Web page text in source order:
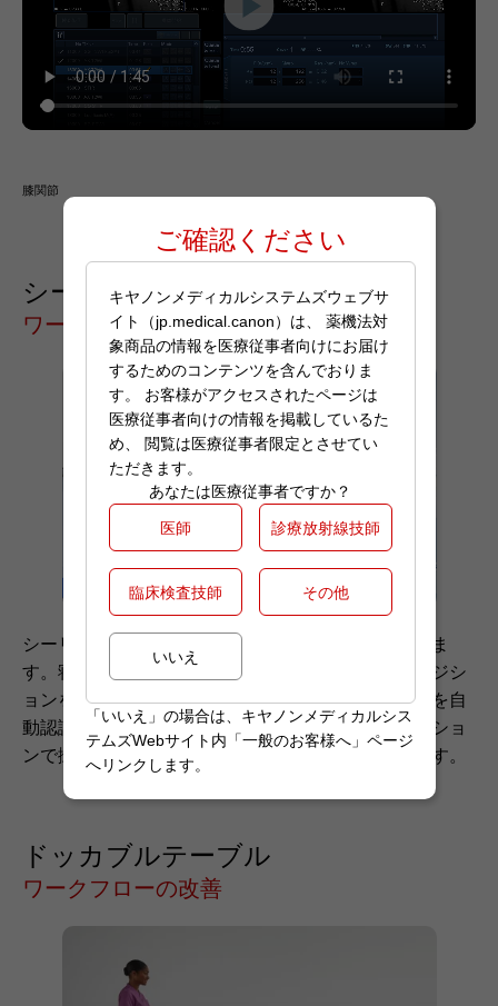
膝関節
ワークフローの改善
シーリングカメラ
シーリングカメラにより、患者さん全体を映し出しま
す。寝台の中心線を表示することでセンタリングポジシ
ョンを誘導します。さらに、目的検査部位センターを自
動認識し、そのまま撮像したい部位がセンターポジショ
ンで撮像できるようにセッティングをアシストします。
ワークフローの改善
ドッカブルテーブル
ご確認ください
キヤノンメディカルシステムズウェブサ
イト（jp.medical.canon）は、 薬機法対
象商品の情報を医療従事者向けにお届け
するためのコンテンツを含んでおりま
す。 お客様がアクセスされたページは
医療従事者向けの情報を掲載しているた
め、 閲覧は医療従事者限定とさせてい
ただきます。
あなたは医療従事者ですか？
医師 診療放射線技師
臨床検査技師 その他
いいえ
「いいえ」の場合は、キヤノンメディカルシス
テムズWebサイト内「一般のお客様へ」ページ
へリンクします。